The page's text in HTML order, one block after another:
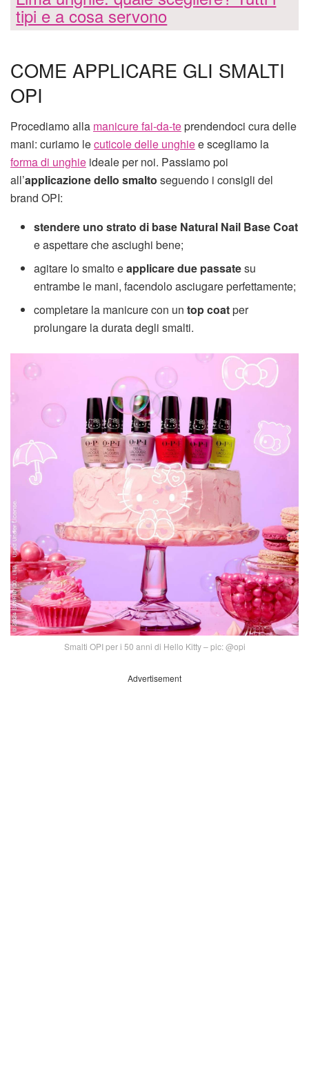
tipi e a cosa servono
COME APPLICARE GLI SMALTI
OPI
Procediamo alla manicure fai-da-teprendendoci cura delle
mani: curiamo lecuticole delle unghiee scegliamo la
forma di unghie ideale per noi. Passiamo poi
all’applicazione dello smalto seguendo i consigli del
brand OPI:
stendere uno strato di base Natural Nail Base Coat
e aspettare che asciughi bene;
agitare lo smalto eapplicare due passatesu
entrambe le mani, facendolo asciugare perfettamente;
completare la manicure con untop coatper
prolungare la durata degli smalti.
Smalti OPI per i 50 anni di Hello Kitty – pic: @opi
Advertisement